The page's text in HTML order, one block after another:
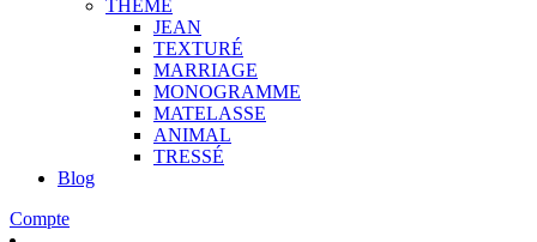
THEME
JEAN
TEXTURÉ
MARRIAGE
MONOGRAMME
MATELASSE
ANIMAL
TRESSÉ
Blog
Compte